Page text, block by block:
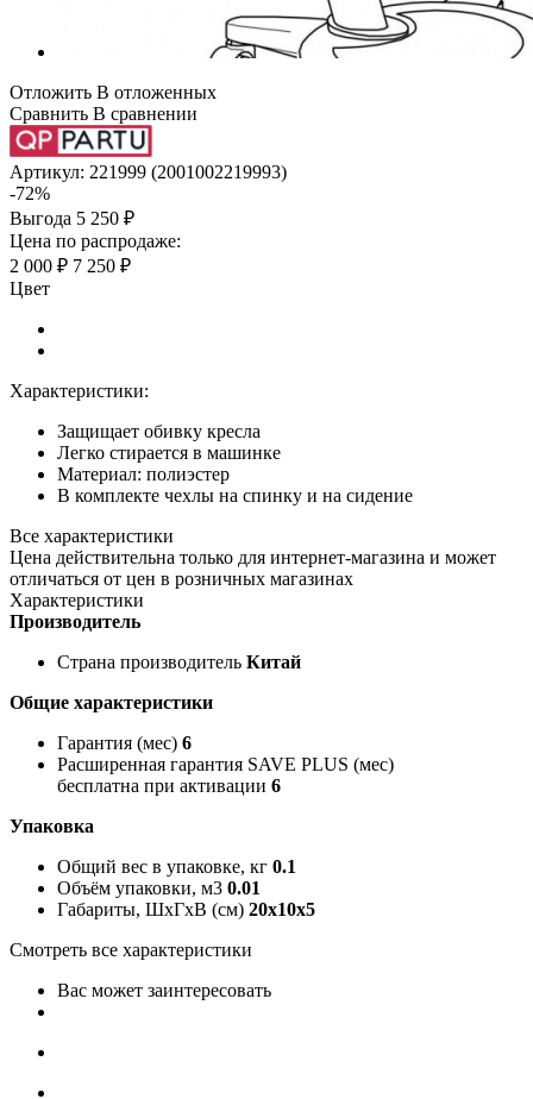
Отложить В отложенных
Сравнить В сравнении
Артикул: 221999 (2001002219993)
-72%
Выгода 5 250 ₽
Цена по распродаже:
2 000 ₽ 7 250 ₽
Цвет
Характеристики:
Защищает обивку кресла
Легко стирается в машинке
Материал: полиэстер
В комплекте чехлы на спинку и на сидение
Все характеристики
Цена действительна только для интернет-магазина и может
отличаться от цен в розничных магазинах
Характеристики
Производитель
Страна производитель Китай
Общие характеристики
Гарантия (мес) 6
Расширенная гарантия SAVE PLUS (мес)
бесплатна при активации 6
Упаковка
Общий вес в упаковке, кг 0.1
Объём упаковки, м3 0.01
Габариты, ШxГxВ (см) 20x10x5
Смотреть все характеристики
Вас может заинтересовать